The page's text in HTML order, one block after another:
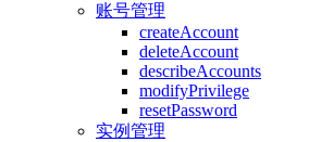
账号管理
createAccount
deleteAccount
describeAccounts
modifyPrivilege
resetPassword
实例管理